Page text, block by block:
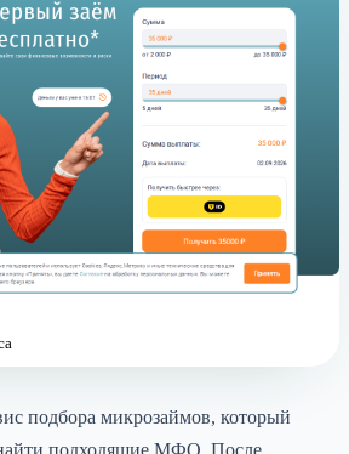
подбора микрозаймов, который
подходящие МФО. После